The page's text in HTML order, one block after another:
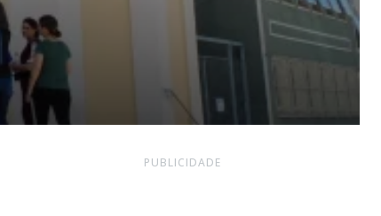
PUBLICIDADE